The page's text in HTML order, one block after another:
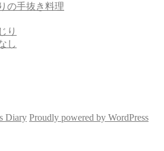
の手抜き料理
り
し
Diary Proudly powered by WordPress